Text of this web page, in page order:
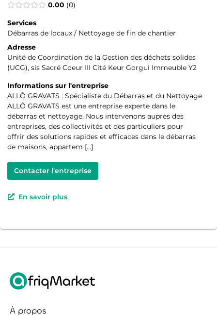
0.00 0
Services
Débarras de locaux / Nettoyage de fin de chantier
Adresse
Unité de Coordination de la Gestion des déchets solides
(UCG), sis Sacré Coeur III Cité Keur Gorgui Immeuble Y2
Informations sur l'entreprise
ALLÔ GRAVATS : Spécialiste du Débarras et du Nettoyage
ALLÔ GRAVATS est une entreprise experte dans le
débarras et nettoyage. Nous intervenons auprès des
entreprises, des collectivités et des particuliers pour
offrir des solutions rapides et efficaces dans le débarras
de maisons, appartem […]
Contacter l'entreprise
En savoir plus
À propos